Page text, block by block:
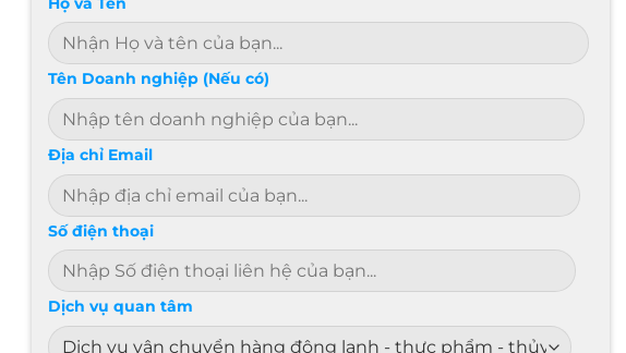
Tên Doanh nghiệp (Nếu có)
Địa chỉ Email
Số điện thoại
Dịch vụ quan tâm